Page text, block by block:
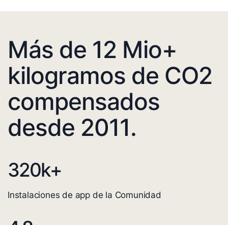
Más de 12 Mio+
kilogramos de CO2
compensados
desde 2011.
320k+
Instalaciones de app de la Comunidad